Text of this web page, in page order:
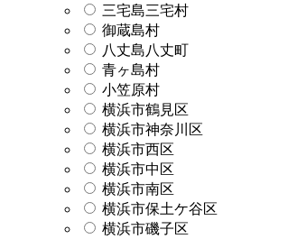
三宅島三宅村
御蔵島村
八丈島八丈町
青ヶ島村
小笠原村
横浜市鶴見区
横浜市神奈川区
横浜市西区
横浜市中区
横浜市南区
横浜市保土ケ谷区
横浜市磯子区